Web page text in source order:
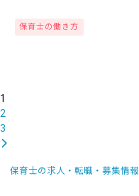
育士資格を活かせる在宅ワー
保育士の働き方
1
2
3
保育士の求人・転職・募集情